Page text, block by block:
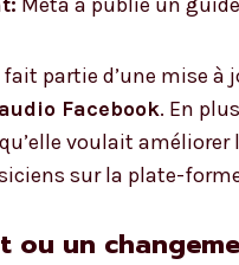
partie d’une mise à
Facebook. En
voulait
sur la plate-
ou un